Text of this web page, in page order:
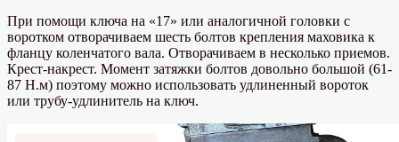
При помощи ключа на «17» или аналогичной головки с
воротком отворачиваем шесть болтов крепления маховика к
фланцу коленчатого вала. Отворачиваем в несколько приемов.
Крест-накрест. Момент затяжки болтов довольно большой (61-
87 Н.м) поэтому можно использовать удлиненный вороток
или трубу-удлинитель на ключ.